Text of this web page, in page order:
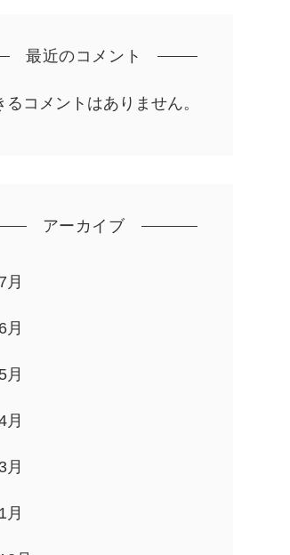
最近のコメント
るコメントはありません。
アーカイブ
月
月
月
月
月
月